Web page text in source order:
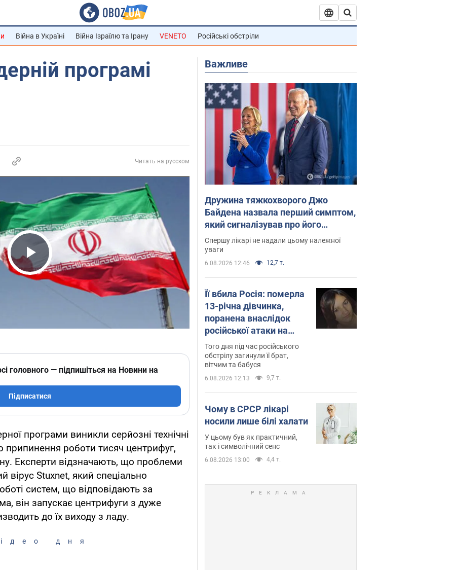
Війна в Україні Війна Ізраїлю та Ірану VENETO Російські обстріли
програмі
Читать на русском
Play Video
головного — підпишіться на Новини на
Підписатися
програми виникли серйозні технічні
роботи тисяч центрифуг,
Експерти відзначають, що проблеми
вірус Stuxnet, який спеціально
систем, що відповідають за
він запускає центрифуги з дуже
до їх виходу з ладу.
дня
Важливе
Дружина тяжкохворого Джо
Байдена назвала перший симптом,
який сигналізував про його
"агресивний" рак
Спершу лікарі не надали цьому належної
уваги
6.08.2026 12:46 12,7 т.
Її вбила Росія: померла
13-річна дівчинка,
поранена внаслідок
російської атаки на
Сумщину. Фото
Того дня під час російського
обстрілу загинули її брат,
вітчим та бабуся
6.08.2026 12:13 9,7 т.
Чому в СРСР лікарі
носили лише білі халати
У цьому був як практичний,
так і символічний сенс
6.08.2026 13:00 4,4 т.